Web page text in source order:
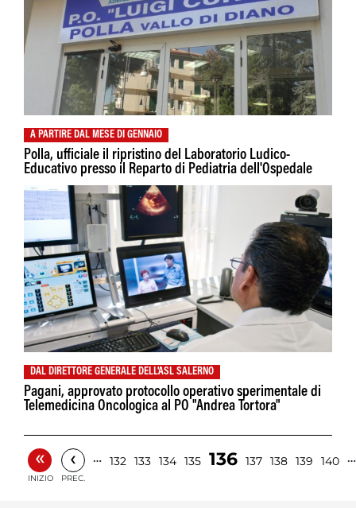
A PARTIRE DAL MESE DI GENNAIO
Polla, ufficiale il ripristino del Laboratorio Ludico-
Educativo presso il Reparto di Pediatria dell'Ospedale
DAL DIRETTORE GENERALE DELL'ASL SALERNO
Pagani, approvato protocollo operativo sperimentale di
Telemedicina Oncologica al PO "Andrea Tortora"
«
INIZIO
‹
PREC.
… 132 133 134 135 136 137 138 139 140 …